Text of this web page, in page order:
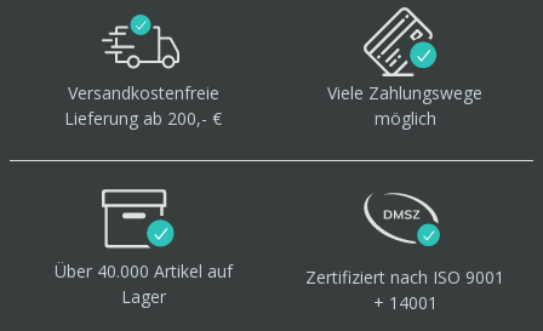
Versandkostenfreie
Lieferung ab 200,- €
Viele Zahlungswege
möglich
Über 40.000 Artikel auf
Lager
Zertifiziert nach ISO 9001
+ 14001